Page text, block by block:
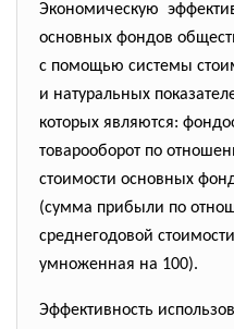
Экономическую
основных фондов
с помощью системы
и натуральных
которых являются:
товарооборот по
стоимости основных
(сумма прибыли по
среднегодовой стоимости
умноженная на 100).
Эффективность